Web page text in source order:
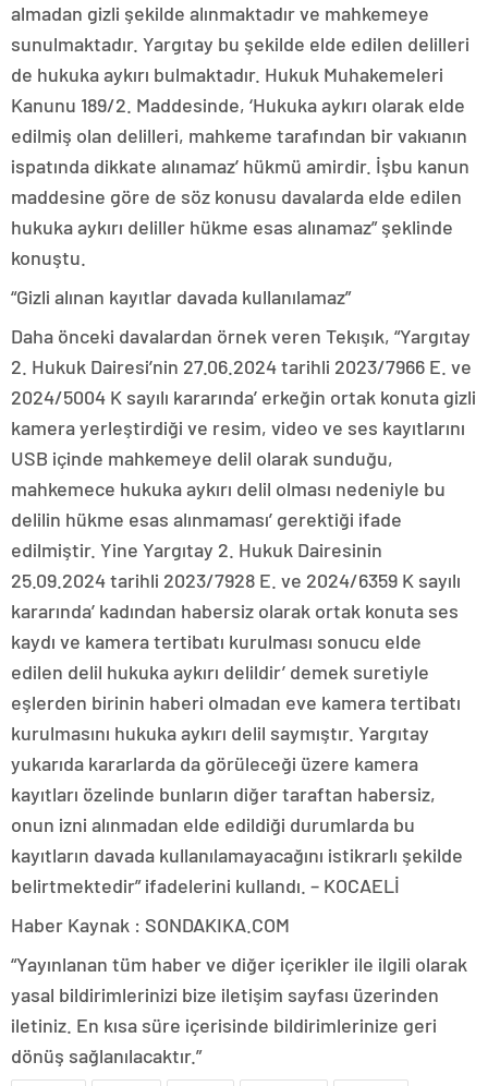
almadan gizli şekilde alınmaktadır ve mahkemeye
sunulmaktadır. Yargıtay bu şekilde elde edilen delilleri
de hukuka aykırı bulmaktadır. Hukuk Muhakemeleri
Kanunu 189/2. Maddesinde, ‘Hukuka aykırı olarak elde
edilmiş olan delilleri, mahkeme tarafından bir vakıanın
ispatında dikkate alınamaz’ hükmü amirdir. İşbu kanun
maddesine göre de söz konusu davalarda elde edilen
hukuka aykırı deliller hükme esas alınamaz” şeklinde
konuştu.
“Gizli alınan kayıtlar davada kullanılamaz”
Daha önceki davalardan örnek veren Tekışık, “Yargıtay
2. Hukuk Dairesi’nin 27.06.2024 tarihli 2023/7966 E. ve
2024/5004 K sayılı kararında’ erkeğin ortak konuta gizli
kamera yerleştirdiği ve resim, video ve ses kayıtlarını
USB içinde mahkemeye delil olarak sunduğu,
mahkemece hukuka aykırı delil olması nedeniyle bu
delilin hükme esas alınmaması’ gerektiği ifade
edilmiştir. Yine Yargıtay 2. Hukuk Dairesinin
25.09.2024 tarihli 2023/7928 E. ve 2024/6359 K sayılı
kararında’ kadından habersiz olarak ortak konuta ses
kaydı ve kamera tertibatı kurulması sonucu elde
edilen delil hukuka aykırı delildir’ demek suretiyle
eşlerden birinin haberi olmadan eve kamera tertibatı
kurulmasını hukuka aykırı delil saymıştır. Yargıtay
yukarıda kararlarda da görüleceği üzere kamera
kayıtları özelinde bunların diğer taraftan habersiz,
onun izni alınmadan elde edildiği durumlarda bu
kayıtların davada kullanılamayacağını istikrarlı şekilde
belirtmektedir” ifadelerini kullandı. – KOCAELİ
Haber Kaynak : SONDAKIKA.COM
“Yayınlanan tüm haber ve diğer içerikler ile ilgili olarak
yasal bildirimlerinizi bize iletişim sayfası üzerinden
iletiniz. En kısa süre içerisinde bildirimlerinize geri
dönüş sağlanılacaktır.”